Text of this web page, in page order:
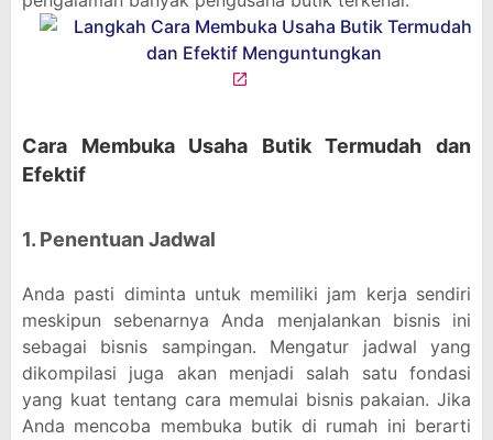
Cara Membuka Usaha Butik Termudah dan
Efektif
1. Penentuan Jadwal
Anda pasti diminta untuk memiliki jam kerja sendiri
meskipun sebenarnya Anda menjalankan bisnis ini
sebagai bisnis sampingan. Mengatur jadwal yang
dikompilasi juga akan menjadi salah satu fondasi
yang kuat tentang cara memulai bisnis pakaian. Jika
Anda mencoba membuka butik di rumah ini berarti